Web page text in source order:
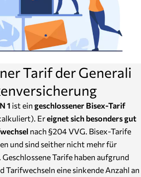
Tarif der Generali
1 ist ein geschlossener Bisex-Tarif
Ereignet sich besonders gut
nach §204 VVG. Bisex-Tarife
und sind seither nicht mehr für
Tarife haben aufgrund
Tarifwechseln eine sinkende Anzahl an